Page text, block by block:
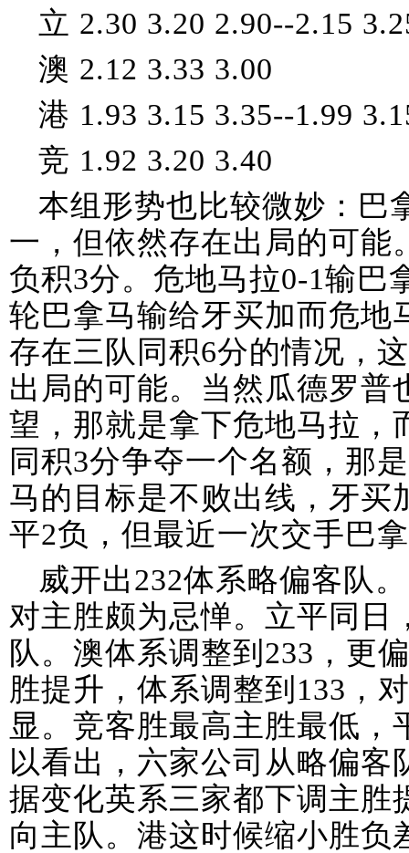
立 2.30 3.20 2.90--2.15
澳 2.12 3.33 3.00
港 1.93 3.15 3.35--1.99
竞 1.92 3.20 3.40
本组形势也比较微妙：巴
一，但依然存在出局的可能
负积3分。危地马拉0-1输巴
轮巴拿马输给牙买加而危地
存在三队同积6分的情况，
出局的可能。当然瓜德罗普
望，那就是拿下危地马拉，
同积3分争夺一个名额，那
马的目标是不败出线，牙买
平2负，但最近一次交手巴
威开出232体系略偏客队
对主胜颇为忌惮。立平同日
队。澳体系调整到233，更
胜提升，体系调整到133，
显。竞客胜最高主胜最低
以看出，六家公司从略偏
据变化英系三家都下调主胜
向主队。港这时候缩小胜负